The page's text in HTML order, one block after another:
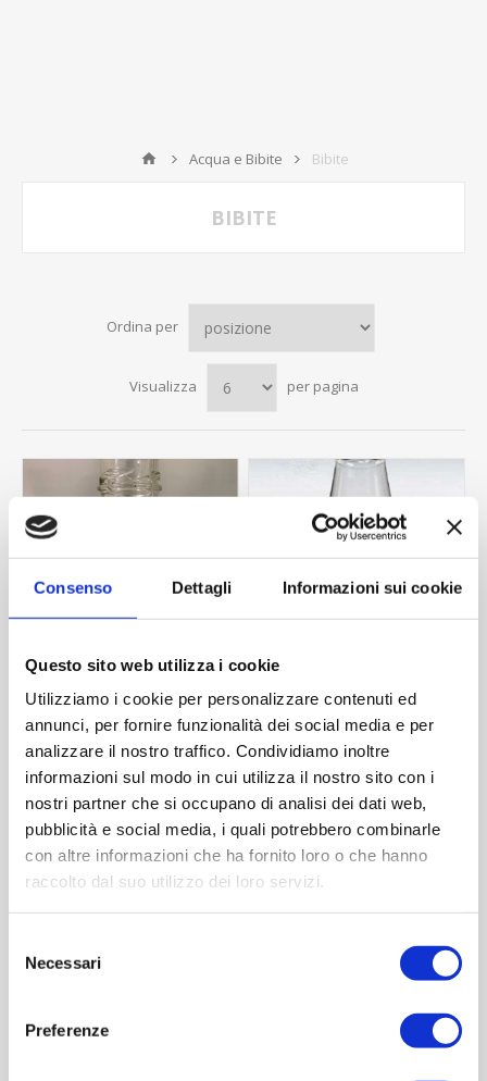
Consenso Dettagli Informazioni sui cookie
Questo sito web utilizza i cookie
Utilizziamo i cookie per personalizzare contenuti ed
annunci, per fornire funzionalità dei social media e per
analizzare il nostro traffico. Condividiamo inoltre
informazioni sul modo in cui utilizza il nostro sito con i
nostri partner che si occupano di analisi dei dati web,
pubblicità e social media, i quali potrebbero combinarle
con altre informazioni che ha fornito loro o che hanno
raccolto dal suo utilizzo dei loro servizi.
delNecessari
Preferenze
Acqua e Bibite Bibite
BIBITE
Ordina per
Visualizza per pagina
Succo 125 ml
Contattaci
ACQUISTA
Bitter 100 ml
Contattaci
ACQUISTA